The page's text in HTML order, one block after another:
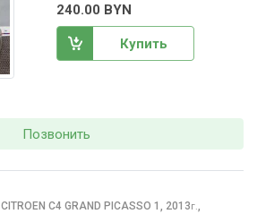
240.00 BYN
Купить
Позвонить
CITROEN C4 GRAND PICASSO 1, 2013г.,